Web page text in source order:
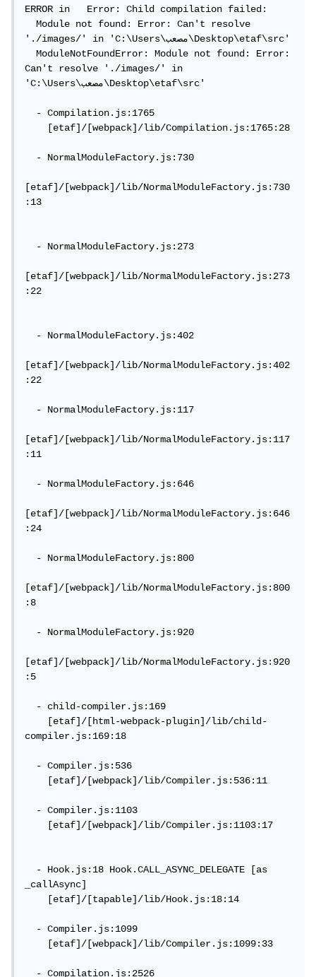
ERROR in   Error: Child compilation failed:
Module not found: Error: Can't resolve
'./images/' in 'C:\Users\مصعب\Desktop\etaf\src'
ModuleNotFoundError: Module not found: Error:
Can't resolve './images/' in
'C:\Users\مصعب\Desktop\etaf\src'
- Compilation.js:1765
[etaf]/[webpack]/lib/Compilation.js:1765:28
- NormalModuleFactory.js:730
[etaf]/[webpack]/lib/NormalModuleFactory.js:730
:13
- NormalModuleFactory.js:273
[etaf]/[webpack]/lib/NormalModuleFactory.js:273
:22
- NormalModuleFactory.js:402
[etaf]/[webpack]/lib/NormalModuleFactory.js:402
:22
- NormalModuleFactory.js:117
[etaf]/[webpack]/lib/NormalModuleFactory.js:117
:11
- NormalModuleFactory.js:646
[etaf]/[webpack]/lib/NormalModuleFactory.js:646
:24
- NormalModuleFactory.js:800
[etaf]/[webpack]/lib/NormalModuleFactory.js:800
:8
- NormalModuleFactory.js:920
[etaf]/[webpack]/lib/NormalModuleFactory.js:920
:5
- child-compiler.js:169
[etaf]/[html-webpack-plugin]/lib/child-
compiler.js:169:18
- Compiler.js:536
[etaf]/[webpack]/lib/Compiler.js:536:11
- Compiler.js:1103
[etaf]/[webpack]/lib/Compiler.js:1103:17
- Hook.js:18 Hook.CALL_ASYNC_DELEGATE [as
_callAsync]
[etaf]/[tapable]/lib/Hook.js:18:14
- Compiler.js:1099
[etaf]/[webpack]/lib/Compiler.js:1099:33
- Compilation.js:2526